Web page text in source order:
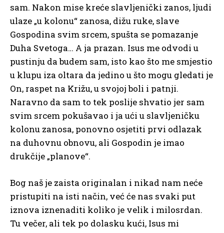
sam. Nakon mise kreće slavljenički zanos, ljudi
ulaze „u kolonu“ zanosa, dižu ruke, slave
Gospodina svim srcem, spušta se pomazanje
Duha Svetoga… A ja prazan. Isus me odvodi u
pustinju da budem sam, isto kao što me smjestio
u klupu iza oltara da jedino u što mogu gledati je
On, raspet na Križu, u svojoj boli i patnji.
Naravno da sam to tek poslije shvatio jer sam
svim srcem pokušavao i ja ući u slavljeničku
kolonu zanosa, ponovno osjetiti prvi odlazak
na duhovnu obnovu, ali Gospodin je imao
drukčije „planove“.
Bog naš je zaista originalan i nikad nam neće
pristupiti na isti način, već će nas svaki put
iznova iznenaditi koliko je velik i milosrdan.
Tu večer, ali tek po dolasku kući, Isus mi